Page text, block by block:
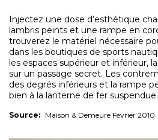
Injectez une dose d’esthétique
lambris peints et une rampe en
trouverez le matériel nécessaire
dans les boutiques de sports
les espaces supérieur et inférieur,
sur un passage secret. Les
des degrés inférieurs et la rampe
bien à la lanterne de fer suspendue.
Source: Maison & Demeure Février 2010